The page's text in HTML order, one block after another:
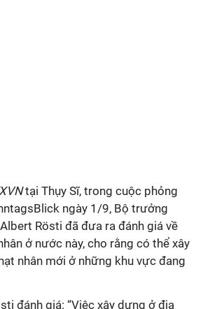
tại Thụy Sĩ, trong cuộc phỏng
ngày 1/9, Bộ trưởng
Rösti đã đưa ra đánh giá về
ở nước này, cho rằng có thể xây
nhân mới ở những khu vực đang
đánh giá: “Việc xây dựng ở địa